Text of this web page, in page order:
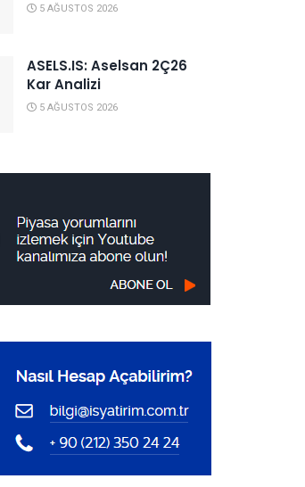
5 AĞUSTOS 2026
ASELS.IS: Aselsan 2Ç26
Kar Analizi
5 AĞUSTOS 2026